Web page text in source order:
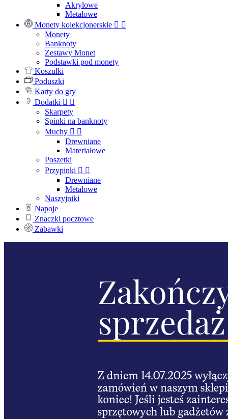
Akrylowe
Metalowe
Monety kolekcjonerskie  
Monety
Banknoty
Zestawy Monet
Podstawki pod monety
Koszulki
Poduszki
Karty do gry
Dodatki  
Skarpety
Spinki na banknoty
Muchy  
Drewniane
Materiałowe
Poszetki
Przypinki  
Drewniane
Metalowe
Naszyjniki
Napoje
Znaczki pocztowe
Zabawki